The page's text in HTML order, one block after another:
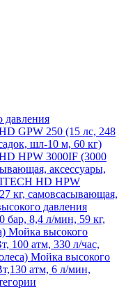
давления
GPW 250 (15 лс, 248
шл-10 м, 60 кг)
HPW 3000IF (3000
аксессуары,
HD HPW
кг, самовсасывающая,
давления
8,4 л/мин, 59 кг,
Мойка высокого
100 атм, 330 л/час,
Мойка высокого
атм, 6 л/мин,